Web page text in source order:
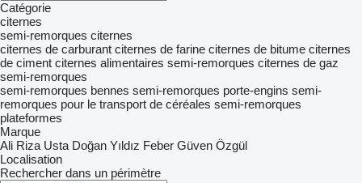
Catégorie
citernes
semi-remorques citernes
citernes de carburant citernes de farine citernes de bitume citernes
de ciment citernes alimentaires semi-remorques citernes de gaz
semi-remorques
semi-remorques bennes semi-remorques porte-engins semi-
remorques pour le transport de céréales semi-remorques
plateformes
Marque
Ali Riza Usta Doğan Yıldız Feber Güven Özgül
Localisation
Rechercher dans un périmètre